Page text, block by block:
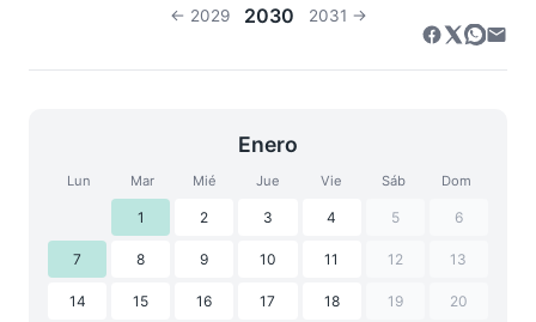
← 2029 2030 2031 →
Enero
Lun Mar Mié Jue Vie Sáb Dom
1 2 3 4 5 6
7 8 9 10 11 12 13
14 15 16 17 18 19 20